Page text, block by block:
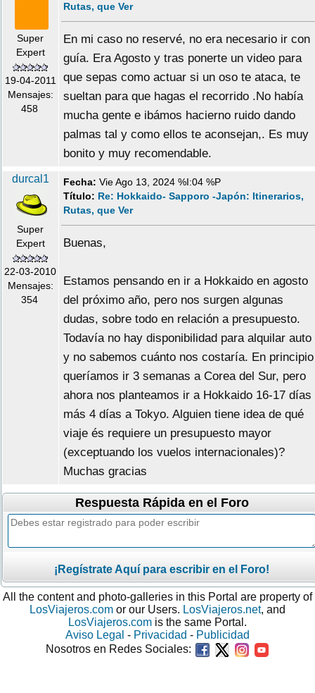
Super
Expert
19-04-2011
Mensajes:
458
Rutas, que Ver
En mi caso no reservé, no era necesario ir con
guía. Era Agosto y tras ponerte un video para
que sepas como actuar si un oso te ataca, te
sueltan para que hagas el recorrido .No había
mucha gente e ibámos hacierno ruido dando
palmas tal y como ellos te aconsejan,. Es muy
bonito y muy recomendable.
durcal1
Super
Expert
22-03-2010
Mensajes:
354
Fecha: Vie Ago 13, 2024 %I:04 %P
Título: Re: Hokkaido- Sapporo -Japón: Itinerarios,
Rutas, que Ver
Buenas,
Estamos pensando en ir a Hokkaido en agosto
del próximo año, pero nos surgen algunas
dudas, sobre todo en relación a presupuesto.
Todavía no hay disponibilidad para alquilar auto
y no sabemos cuánto nos costaría. En principio
queríamos ir 3 semanas a Corea del Sur, pero
ahora nos planteamos ir a Hokkaido 16-17 días
más 4 días a Tokyo. Alguien tiene idea de qué
viaje és requiere un presupuesto mayor
(exceptuando los vuelos internacionales)?
Muchas gracias
Respuesta Rápida en el Foro
¡Regístrate Aquí para escribir en el Foro!
All the content and photo-galleries in this Portal are property of
LosViajeros.com or our Users. LosViajeros.net, and
LosViajeros.com is the same Portal.
Aviso Legal - Privacidad - Publicidad
Nosotros en Redes Sociales: